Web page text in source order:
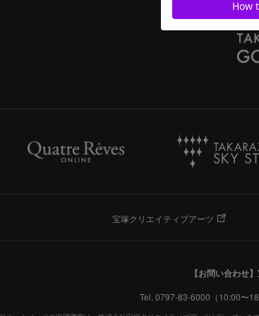
宝塚クリエイティブアーツ
【お問い合わせ】
Tel. 0797-83-6000（10:00〜